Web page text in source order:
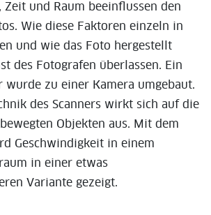
Zeit und Raum beeinflussen den
Wie diese Faktoren einzeln in
und wie das Foto hergestellt
des Fotografen überlassen. Ein
wurde zu einer Kamera umgebaut.
des Scanners wirkt sich auf die
Objekten aus. Mit dem
Geschwindigkeit in einem
in einer etwas
Variante gezeigt.